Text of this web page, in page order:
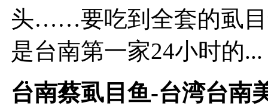
头……要吃到全套的虱目
是台南第一家24小时的...
台南蔡虱目鱼-台湾台南